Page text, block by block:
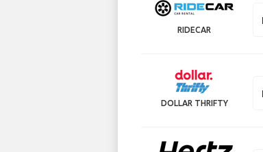
RIDECAR
DOLLAR THRIFTY